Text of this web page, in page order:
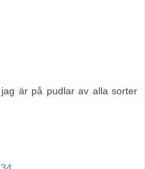
är på pudlar av alla sorter